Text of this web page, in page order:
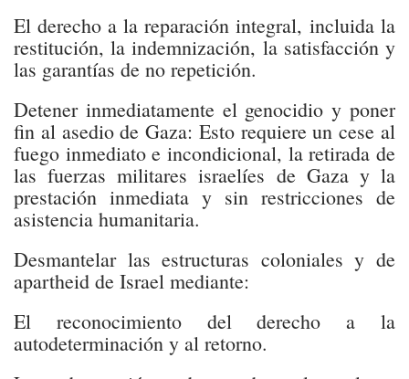
El derecho a la reparación integral, incluida la
restitución, la indemnización, la satisfacción y
las garantías de no repetición.
Detener inmediatamente el genocidio y poner
fin al asedio de Gaza: Esto requiere un cese al
fuego inmediato e incondicional, la retirada de
las fuerzas militares israelíes de Gaza y la
prestación inmediata y sin restricciones de
asistencia humanitaria.
Desmantelar las estructuras coloniales y de
apartheid de Israel mediante:
El reconocimiento del derecho a la
autodeterminación y al retorno.